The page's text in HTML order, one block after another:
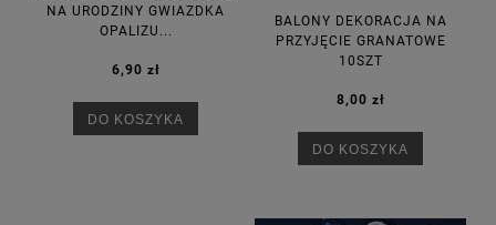
NA URODZINY GWIAZDKA
OPALIZU...
6,90 zł
DO KOSZYKA
BALONY DEKORACJA NA
PRZYJĘCIE GRANATOWE
10SZT
8,00 zł
DO KOSZYKA